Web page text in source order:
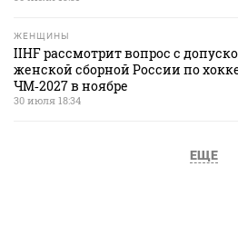
ЖЕНЩИНЫ
IIHF рассмотрит вопрос с
женской сборной России по
ЧМ‑2027 в ноябре
30 июля 18:34
ЕЩЕ